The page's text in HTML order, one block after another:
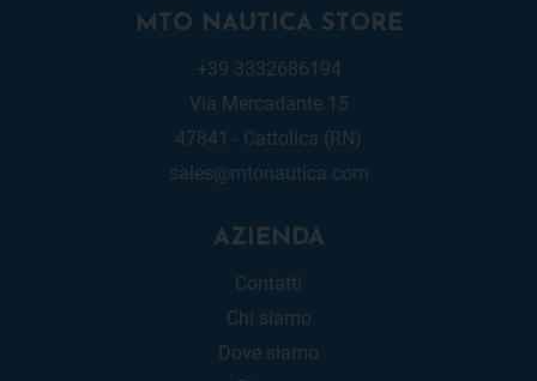
MTO NAUTICA STORE
+39 3332686194
Via Mercadante 15
47841 - Cattolica (RN)
sales@mtonautica.com
AZIENDA
Contatti
Chi siamo
Dove siamo